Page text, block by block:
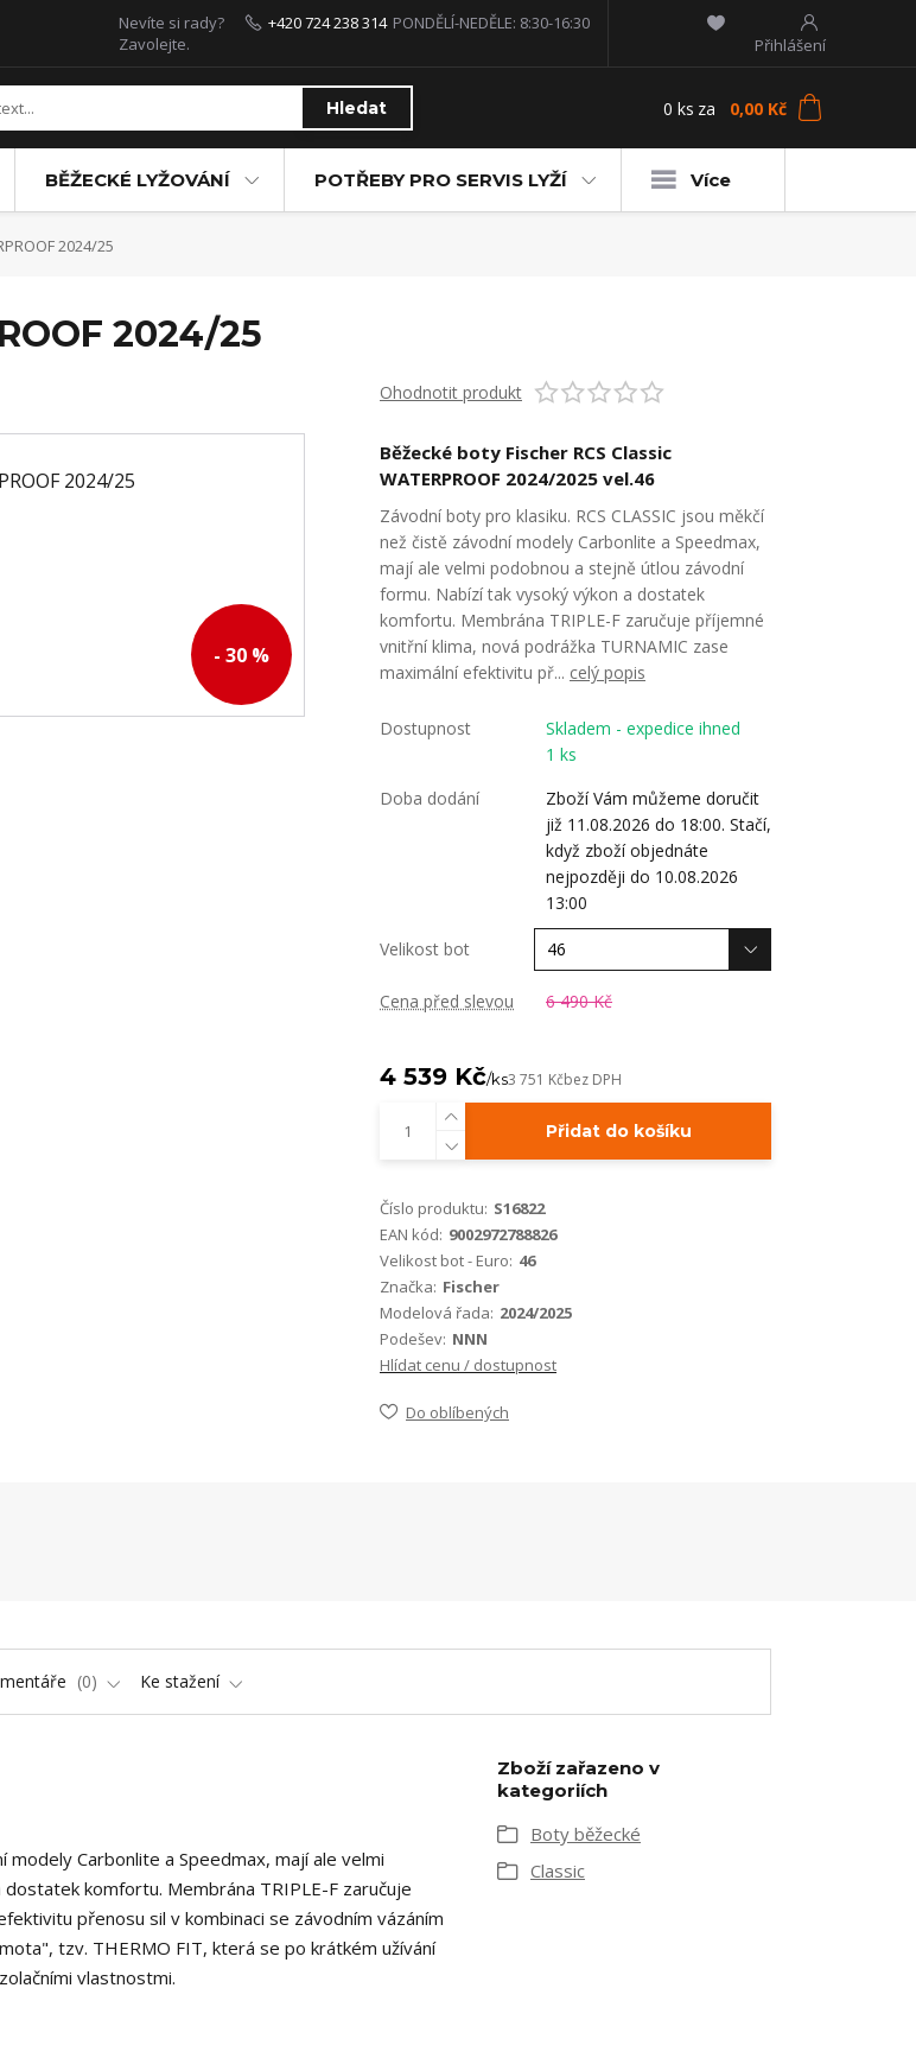
Přihlášení
Hledat
Nevíte si rady?
Zavolejte.
+420 724 238 314 PONDĚLÍ-NEDĚLE: 8:30-16:30
0 ks za 0,00 Kč
BĚŽECKÉ LYŽOVÁNÍ POTŘEBY PRO SERVIS LYŽÍ Více
2024/25
2024/25
- 30 %
Ohodnotit produkt
Běžecké boty Fischer RCS Classic
WATERPROOF 2024/2025 vel.46
Závodní boty pro klasiku. RCS CLASSIC jsou měkčí
než čistě závodní modely Carbonlite a Speedmax,
mají ale velmi podobnou a stejně útlou závodní
formu. Nabízí tak vysoký výkon a dostatek
komfortu. Membrána TRIPLE-F zaručuje příjemné
vnitřní klima, nová podrážka TURNAMIC zase
maximální efektivitu př... celý popis
Dostupnost
Skladem - expedice ihned
1 ks
Doba dodání
Zboží Vám můžeme doručit
již 11.08.2026 do 18:00. Stačí,
když zboží objednáte
nejpozději do 10.08.2026
13:00
Velikost bot
Cena před slevou 6 490 Kč
4 539 Kč/ks3 751 Kčbez DPH
Přidat do košíku
Číslo produktu: S16822
EAN kód: 9002972788826
Velikost bot - Euro: 46
Značka: Fischer
Modelová řada: 2024/2025
Podešev: NNN
Hlídat cenu / dostupnost
Do oblíbených
0 Ke stažení
modely Carbonlite a Speedmax, mají ale velmi
komfortu. Membrána TRIPLE-F zaručuje
přenosu sil v kombinaci se závodním vázáním
tzv. THERMO FIT, která se po krátkém užívání
vlastnostmi.
Zboží zařazeno v
kategoriích
Boty běžecké
Classic